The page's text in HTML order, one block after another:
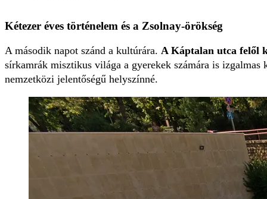
Kétezer éves történelem és a Zsolnay-örökség
A második napot szánd a kultúrára. A Káptalan utca felől
sírkamrák misztikus világa a gyerekek számára is
nemzetközi jelentőségű helyszínné.